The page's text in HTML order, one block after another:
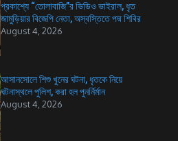
প্রকাশ্যে “তোলাবাজি”র ভিডিও ভাইরাল, ধৃত
জামুড়িয়ার বিজেপি নেতা, অস্বস্তিতে পদ্ম শিবির
August 4, 2026
আসানসোলে শিশু খুনের ঘটনা, ধৃতকে নিয়ে
ঘটনাস্থলে পুলিশ, করা হল পুনর্নির্মান
August 4, 2026